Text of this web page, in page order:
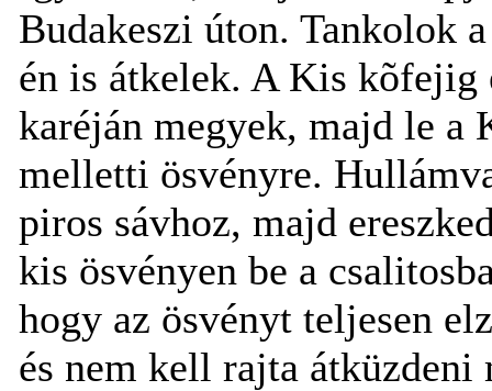
Budakeszi úton. Tankolok
én is átkelek. A Kis kõfejig
karéján megyek, majd le a
melletti ösvényre.
piros sávhoz, majd
kis ösvényen be a
hogy az ösvényt teljesen
és nem kell rajta átküzdeni